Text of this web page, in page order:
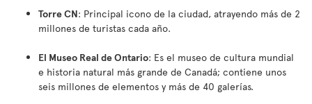
Torre CN: Principal icono de la ciudad, atrayendo más de 2
millones de turistas cada año.
El Museo Real de Ontario: Es el museo de cultura mundial
e historia natural más grande de Canadá; contiene unos
seis millones de elementos y más de 40 galerías.